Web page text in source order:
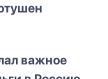
важное